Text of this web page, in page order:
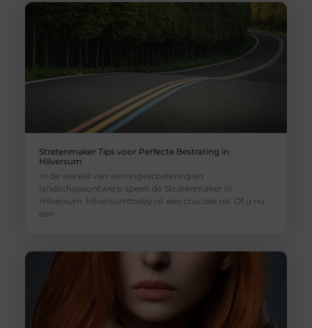
Stratenmaker Tips voor Perfecte Bestrating in
Hilversum
In de wereld van woningverbetering en
landschapsontwerp speelt de Stratenmaker in
Hilversum. hilversumtoday.nl. een cruciale rol. Of u nu
een